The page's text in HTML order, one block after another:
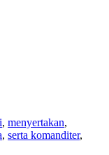
, menyertakan,
, serta komanditer,